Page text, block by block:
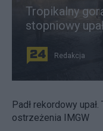
Tropikalny
stopniowy
Redakcja
Padł rekordowy
ostrzeżenia IMGW